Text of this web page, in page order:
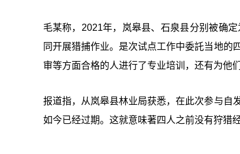
毛某称，2021年，岚皋县、石泉县分别被确
同开展猎捕作业。是次试点工作中委託当地
审等方面合格的人进行了专业培训，还有为他
报道指，从岚皋县林业局获悉，在此次参与自
如今已经过期。这就意味著四人之前没有狩猎